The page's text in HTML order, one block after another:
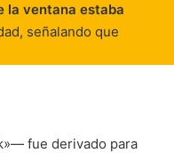
la ventana estaba
señalando que
fue derivado para